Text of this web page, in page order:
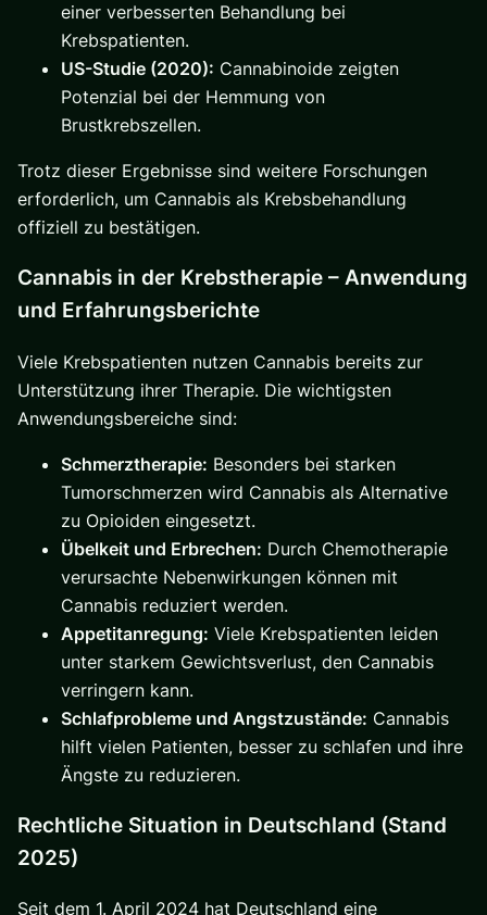
einer verbesserten Behandlung bei
Krebspatienten.
US-Studie (2020): Cannabinoide zeigten
Potenzial bei der Hemmung von
Brustkrebszellen.
Trotz dieser Ergebnisse sind weitere Forschungen
erforderlich, um Cannabis als Krebsbehandlung
offiziell zu bestätigen.
Cannabis in der Krebstherapie – Anwendung
und Erfahrungsberichte
Viele Krebspatienten nutzen Cannabis bereits zur
Unterstützung ihrer Therapie. Die wichtigsten
Anwendungsbereiche sind:
Schmerztherapie: Besonders bei starken
Tumorschmerzen wird Cannabis als Alternative
zu Opioiden eingesetzt.
Übelkeit und Erbrechen: Durch Chemotherapie
verursachte Nebenwirkungen können mit
Cannabis reduziert werden.
Appetitanregung: Viele Krebspatienten leiden
unter starkem Gewichtsverlust, den Cannabis
verringern kann.
Schlafprobleme und Angstzustände: Cannabis
hilft vielen Patienten, besser zu schlafen und ihre
Ängste zu reduzieren.
Rechtliche Situation in Deutschland (Stand
2025)
Seit dem 1. April 2024 hat Deutschland eine